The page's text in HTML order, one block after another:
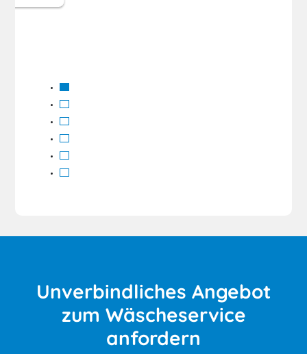
Unverbindliches Angebot
zum Wäscheservice
anfordern